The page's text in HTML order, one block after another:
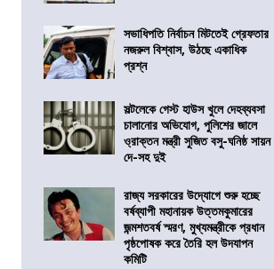
সভাধিপতি নির্বাচন মিটতেই গ্রেফতার
নজরুল বিশ্বাস, উঠছে একাধিক
প্রশ্ন
সল্টলেকে গেস্ট হাউস খুলে দেহব্যবসা
চালানোর অভিযোগ, পুলিশের জালে
ও্রাক্তন মন্ত্রী সুজিত বসু-ঘনিষ্ঠ সায়ন
দে-সহ দুই
রাজ্য সরকারের উদ্যোগে শুরু হচ্ছে
বর্ষব্যাপী মহানায়ক উত্তমকুমারের
জন্মশতবর্ষ স্মরণ, মুখ্যমন্ত্রীকে প্রধান
পৃষ্ঠপোষক করে তৈরি হল উদযাপন
কমিটি